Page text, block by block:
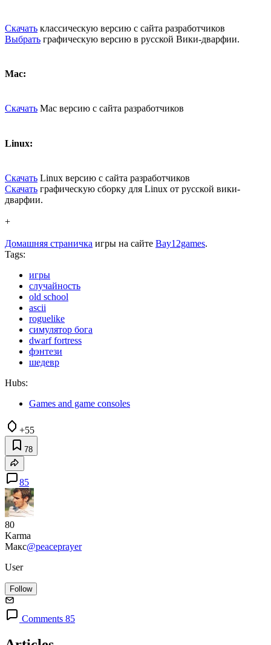
Скачать классическую версию с сайта разработчиков
Выбрать графическую версию в русской Вики-дварфии.
Mac:
Скачать Mac версию с сайта разработчиков
Linux:
Скачать Linux версию с сайта разработчиков
Скачать графическую сборку для Linux от русской вики-
дварфии.
+
Домашняя страничка игры на сайте Bay12games.
Tags:
игры
случайность
old school
ascii
roguelike
симулятор бога
dwarf fortress
фэнтези
шедевр
Hubs:
Games and game consoles
+55
78
85
80
Karma
Макс@peaceprayer
User
Follow
Comments 85